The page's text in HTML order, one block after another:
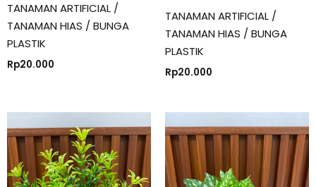
TANAMAN ARTIFICIAL /
TANAMAN HIAS / BUNGA
PLASTIK
Rp20.000
TANAMAN ARTIFICIAL /
TANAMAN HIAS / BUNGA
PLASTIK
Rp20.000